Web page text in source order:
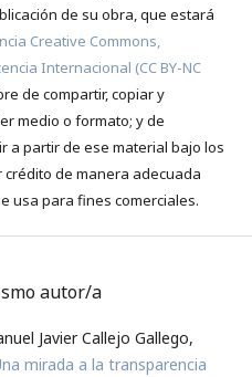
de su obra, que estará
Creative Commons,
Internacional (CC BY-NC
de compartir, copiar y
medio o formato; y de
a partir de ese material bajo los
de manera adecuada
usa para fines comerciales.
autor/a
Javier Callejo Gallego,
mirada a la transparencia